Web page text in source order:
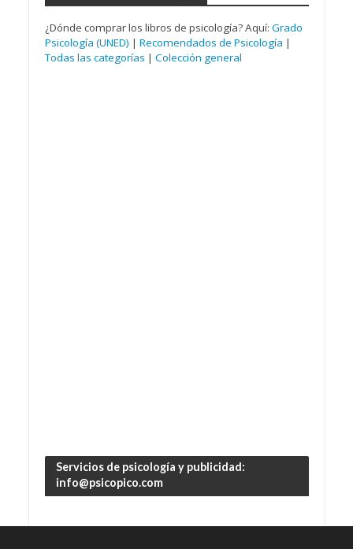
¿Dónde comprar los libros de psicología? Aquí: Grado
Psicología (UNED) | Recomendados de Psicología |
Todas las categorías | Colección general
Servicios de psicología y publicidad:
info@psicopico.com